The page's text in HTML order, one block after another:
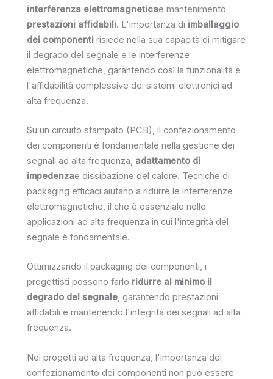
interferenza elettromagneticae mantenimento
prestazioni affidabili. L'importanza di imballaggio
dei componenti risiede nella sua capacità di mitigare
il degrado del segnale e le interferenze
elettromagnetiche, garantendo così la funzionalità e
l'affidabilità complessive dei sistemi elettronici ad
alta frequenza.
Su un circuito stampato (PCB), il confezionamento
dei componenti è fondamentale nella gestione dei
segnali ad alta frequenza, adattamento di
impedenzae dissipazione del calore. Tecniche di
packaging efficaci aiutano a ridurre le interferenze
elettromagnetiche, il che è essenziale nelle
applicazioni ad alta frequenza in cui l'integrità del
segnale è fondamentale.
Ottimizzando il packaging dei componenti, i
progettisti possono farlo ridurre al minimo il
degrado del segnale, garantendo prestazioni
affidabili e mantenendo l'integrità dei segnali ad alta
frequenza.
Nei progetti ad alta frequenza, l'importanza del
confezionamento dei componenti non può essere